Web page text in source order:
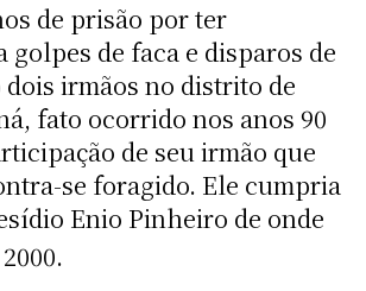
de prisão por ter
golpes de faca e disparos de
dois irmãos no distrito de
fato ocorrido nos anos 90
de seu irmão que
se foragido. Ele cumpria
Enio Pinheiro de onde